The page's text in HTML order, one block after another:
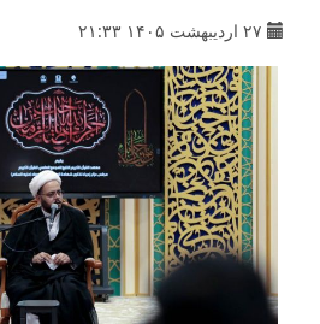
۲۷ اردیبهشت ۱۴۰۵ ۲۱:۳۳